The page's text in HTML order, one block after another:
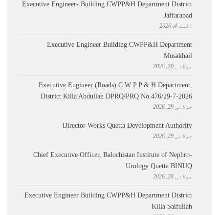
Executive Engineer- Building CWPP&H Department District
Jaffarabad
اگست 4, 2026
Executive Engineer Building CWPP&H Department
Musakhail
جولائی 30, 2026
Executive Engineer (Roads) C W P P & H Department,
District Killa Abdullah ​DPRQ/PRQ No.476/29-7-2026
جولائی 29, 2026
Director Works Quetta Development Authority
جولائی 29, 2026
Chief Executive Officer, Balochistan Institute of Nephro-
Urology Quetta BINUQ
جولائی 28, 2026
Executive Engineer Building CWPP&H Department District
Killa Saifullah